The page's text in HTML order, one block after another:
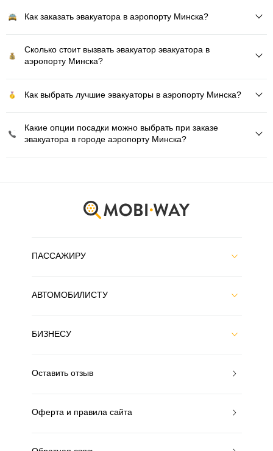
Как заказать эвакуатора в аэропорту Минска?
Сколько стоит вызвать эвакуатор эвакуатора в
аэропорту Минска?
Как выбрать лучшие эвакуаторы в аэропорту Минска?
Какие опции посадки можно выбрать при заказе
эвакуатора в городе аэропорту Минска?
ПАССАЖИРУ
АВТОМОБИЛИСТУ
БИЗНЕСУ
Оставить отзыв
Оферта и правила сайта